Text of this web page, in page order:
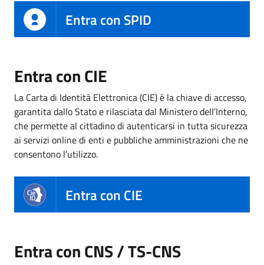
Entra con SPID
Entra con CIE
La Carta di Identità Elettronica (CIE) è la chiave di accesso,
garantita dallo Stato e rilasciata dal Ministero dell’Interno,
che permette al cittadino di autenticarsi in tutta sicurezza
ai servizi online di enti e pubbliche amministrazioni che ne
consentono l’utilizzo.
Entra con CIE
Entra con CNS / TS-CNS